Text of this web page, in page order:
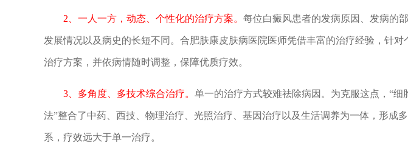
2、一人一方，动态、个性化的治疗方案。 每位白癜风患者的发病原因、发病的
发展情况以及病史的长短不同。合肥肤康皮肤病医院医师凭借丰富的治疗经验，针对
治疗方案，并依病情随时调整，保障优质疗效。
3、多角度、多技术综合治疗。 单一的治疗方式较难祛除病因。为克服这点，“细
法”整合了中药、西技、物理治疗、光照治疗、基因治疗以及生活调养为一体，形成
系，疗效远大于单一治疗。